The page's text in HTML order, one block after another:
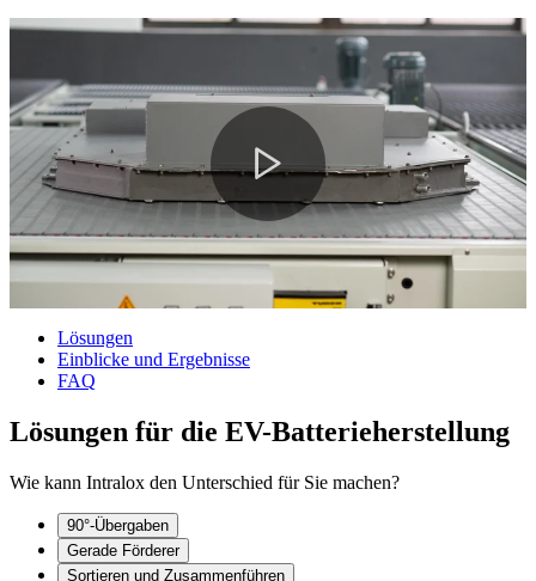
Lösungen
Einblicke und Ergebnisse
FAQ
Lösungen für die EV-Batterieherstellung
Wie kann Intralox den Unterschied für Sie machen?
90°-Übergaben
Gerade Förderer
Sortieren und Zusammenführen